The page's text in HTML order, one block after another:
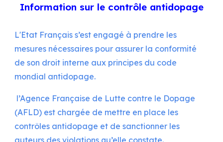
Information sur le contrôle antidopage
L'Etat Français s’est engagé à prendre les
mesures nécessaires pour assurer la conformité
de son droit interne aux principes du code
mondial antidopage.
l’Agence Française de Lutte contre le Dopage
(AFLD) est chargée de mettre en place les
contrôles antidopage et de sanctionner les
auteurs des violations qu’elle constate.